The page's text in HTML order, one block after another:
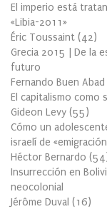
El imperio está
«Libia-2011»
Éric Toussaint (42)
Grecia 2015 | De la
futuro
Fernando Buen
El capitalismo como
Gideon Levy (55)
Cómo un
israelí de
Héctor Bernardo (54
Insurrección en
neocolonial
Jérôme Duval (16)